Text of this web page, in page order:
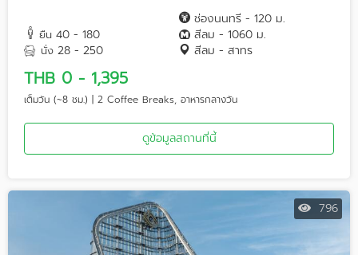
ยืน 40 - 180
นั่ง 28 - 250
ช่องนนทรี - 120 ม.
สีลม - 1060 ม.
สีลม - สาทร
THB 0 - 1,395
เต็มวัน (~8 ชม.) | 2 Coffee Breaks, อาหารกลางวัน
ดูข้อมูลสถานที่นี้
796